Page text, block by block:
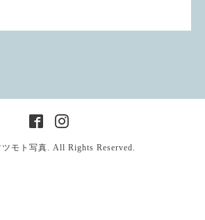
ツモト写真. All Rights Reserved.